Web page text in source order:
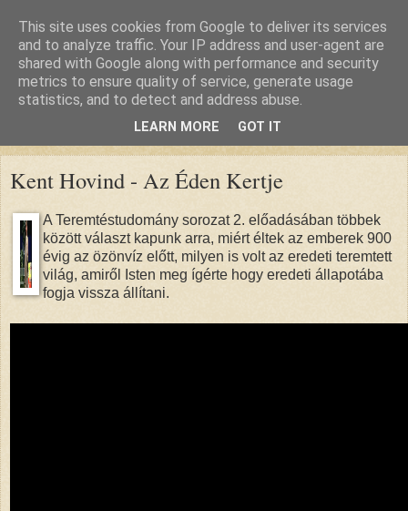
Kent Hovind - Az Éden Kertje
A Teremtéstudomány sorozat 2. előadásában többek
között választ kapunk arra, miért éltek az emberek 900
évig az özönvíz előtt, milyen is volt az eredeti teremtett
világ, amiről Isten meg ígérte hogy eredeti állapotába
fogja vissza állítani.
This site uses cookies from Google to deliver its services
and to analyze traffic. Your IP address and user-agent are
shared with Google along with performance and security
metrics to ensure quality of service, generate usage
statistics, and to detect and address abuse.
LEARN MORE GOT IT